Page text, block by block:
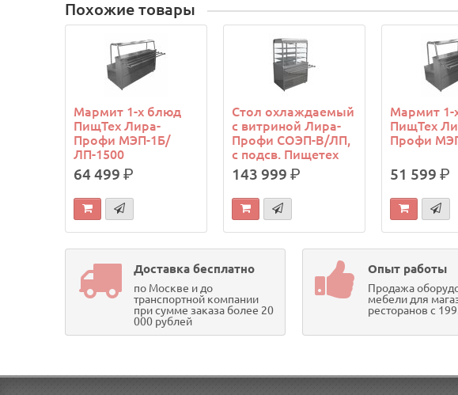
Похожие товары
Мармит 1-х блюд
ПищТех Лира-
Профи МЭП-1Б/
ЛП-1500
64 499р.
Стол охлаждаемый
с витриной Лира-
Профи СОЭП-В/ЛП,
с подсв. Пищетех
143 999р.
Мармит 1-
ПищТех
Профи
51 599р.
Доставка бесплатно
по Москве и до
транспортной компании
при сумме заказа более 20
000 рублей
Опыт работы
Продажа
мебели для
ресторанов с